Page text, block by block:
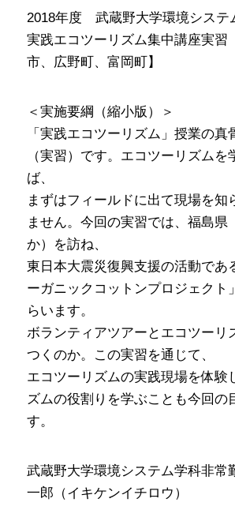
2018年度 武蔵野大学環境システ
実践エコツーリズム集中講座実習
市、広野町、富岡町】
＜実施要綱（縮小版）＞
「実践エコツーリズム」授業の真
（実習）です。エコツーリズムを
ば、
まずはフィールドに出て現場を知
ません。今回の実習では、福島県
か）を訪ね、
東日本大震災復興支援の活動であ
ーガニックコットンプロジェクト
らいます。
ボランティアツアーとエコツーリ
つくのか。この実習を通じて、
エコツーリズムの実践現場を体験
ズムの役割りを学ぶことも今回の
す。
武蔵野大学環境システム学科非
一郎（イキケンイチロウ）